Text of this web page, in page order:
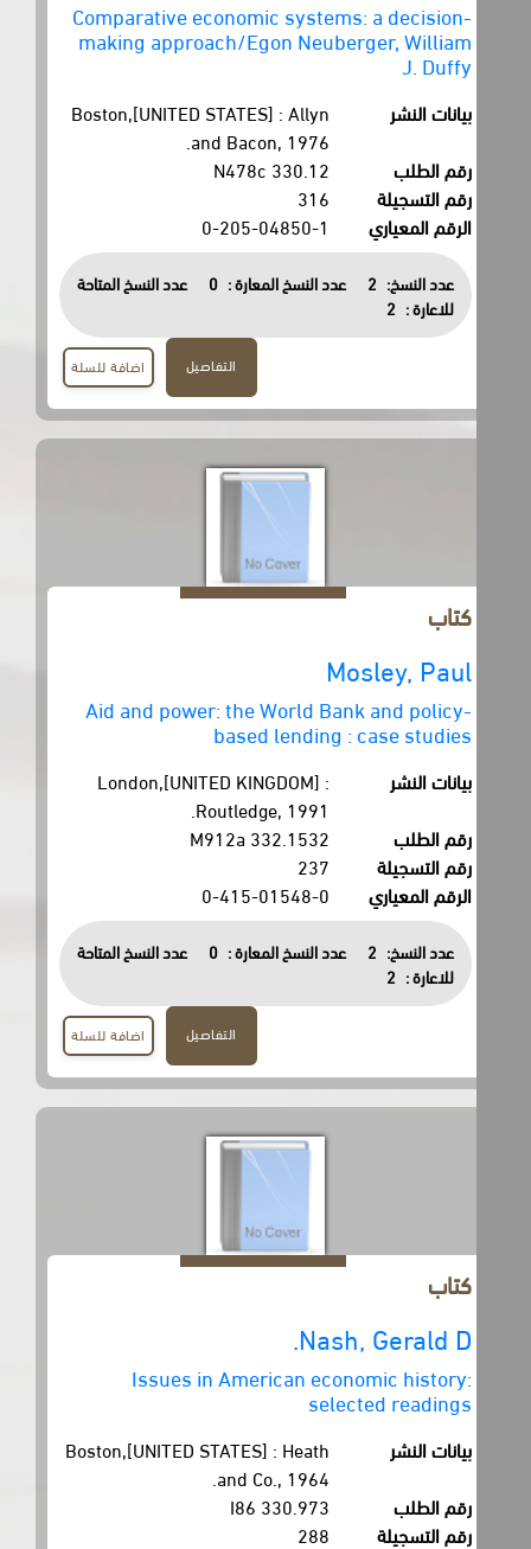
Comparative economic systems: a decision-
making approach/Egon Neuberger, William
J. Duffy
بيانات النشر
Boston,[UNITED STATES] : Allyn
and Bacon, 1976.
رقم الطلب
330.12 N478c
رقم التسجيلة
316
الرقم المعياري
0-205-04850-1
عدد النسخ: 2 عدد النسخ المعارة : 0
عدد النسخ المتاحة
للاعارة :
2
اضافة للسلة
Mosley, Paul
Aid and power: the World Bank and policy-
based lending : case studies
بيانات النشر
London,[UNITED KINGDOM] :
Routledge, 1991.
رقم الطلب
332.1532 M912a
رقم التسجيلة
237
الرقم المعياري
0-415-01548-0
عدد النسخ: 2 عدد النسخ المعارة : 0
عدد النسخ المتاحة
للاعارة :
2
اضافة للسلة
Nash, Gerald D.
Issues in American economic history:
selected readings
بيانات النشر
Boston,[UNITED STATES] : Heath
and Co., 1964.
رقم الطلب
330.973 I86
رقم التسجيلة
288